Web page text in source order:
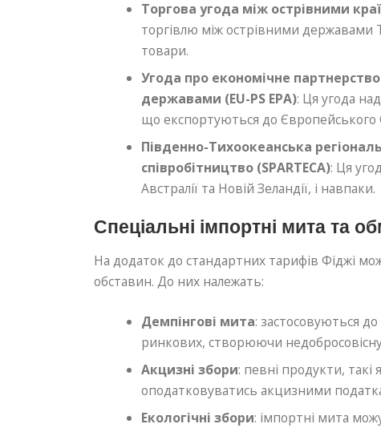
Торгова угода між острівними
торгівлю між острівними державами
товари.
Угода про економічне
державами (EU-PS EPA): Ця угода
що експортуються до Європейського
Південно-Тихоокеанська
співробітництво (SPARTECA): Ця
Австралії та Новій Зеландії, і навпаки.
Спеціальні імпортні мита та
На додаток до стандартних тарифів Фіджі
обставин. До них належать:
Демпінгові мита: застосовуються
ринкових, створюючи
Акцизні збори: певні продукти,
оподатковуватись акцизними
Екологічні збори: імпортні мита